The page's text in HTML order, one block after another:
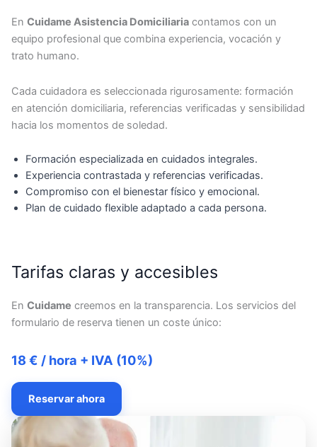
En Cuidame Asistencia Domiciliaria contamos con un
equipo profesional que combina experiencia, vocación y
trato humano.
Cada cuidadora es seleccionada rigurosamente: formación
en atención domiciliaria, referencias verificadas y sensibilidad
hacia los momentos de soledad.
Formación especializada en cuidados integrales.
Experiencia contrastada y referencias verificadas.
Compromiso con el bienestar físico y emocional.
Plan de cuidado flexible adaptado a cada persona.
Tarifas claras y accesibles
En Cuidame creemos en la transparencia. Los servicios del
formulario de reserva tienen un coste único:
18 € / hora + IVA (10%)
Reservar ahora